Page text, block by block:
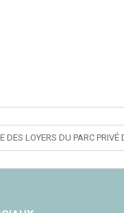
DES LOYERS DU PARC PRIVÉ